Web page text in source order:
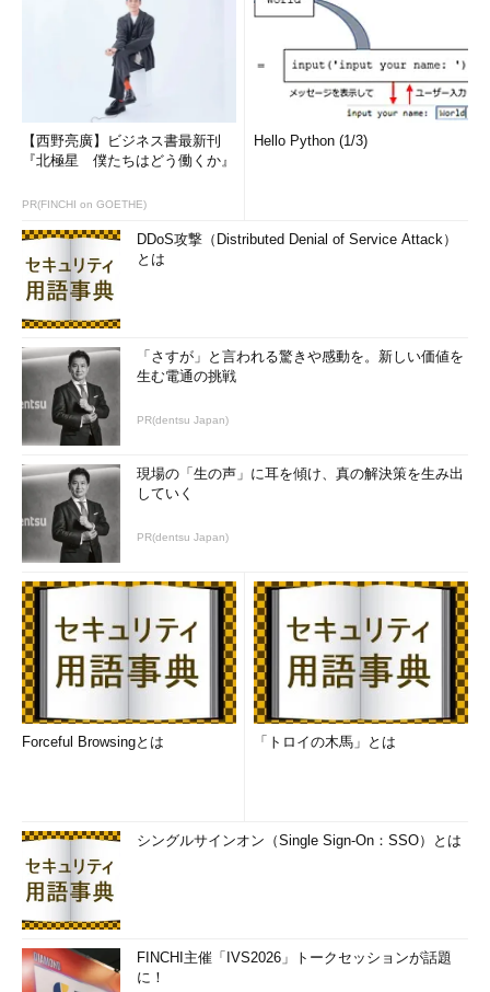
【西野亮廣】ビジネス書最新刊
『北極星 僕たちはどう働くか』
PR(FINCHI on GOETHE)
Hello Python (1/3)
DDoS攻撃（Distributed Denial of Service Attack）
とは
「さすが」と言われる驚きや感動を。新しい価値を
生む電通の挑戦
PR(dentsu Japan)
現場の「生の声」に耳を傾け、真の解決策を生み出
していく
PR(dentsu Japan)
Forceful Browsingとは 「トロイの木馬」とは
シングルサインオン（Single Sign-On：SSO）とは
FINCHI主催「IVS2026」トークセッションが話題
に！